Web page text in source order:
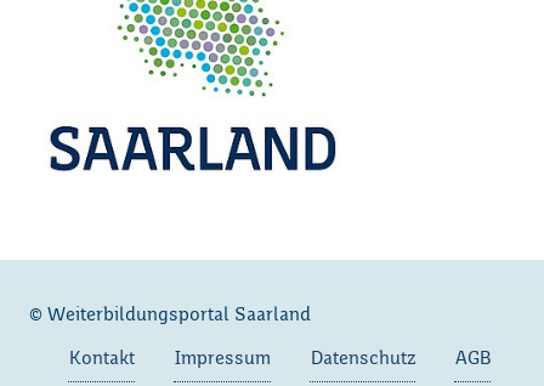
© Weiterbildungsportal Saarland
Kontakt Impressum Datenschutz AGB